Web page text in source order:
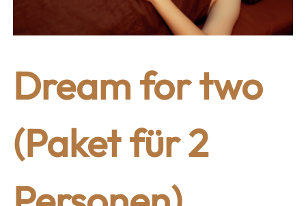
Dream for two
(Paket für 2